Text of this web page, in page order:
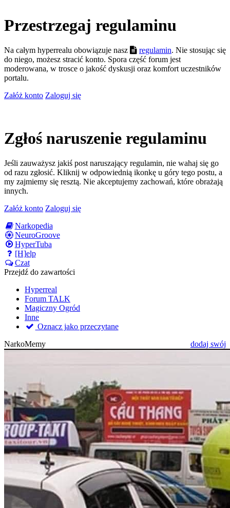
Przestrzegaj regulaminu
Na całym hyperrealu obowiązuje nasz regulamin. Nie stosując się
do niego, możesz stracić konto. Spora część forum jest
moderowana, w trosce o jakość dyskusji oraz komfort uczestników
portalu.
Załóż konto Zaloguj się
Zgłoś naruszenie regulaminu
Jeśli zauważysz jakiś post naruszający regulamin, nie wahaj się go
od razu zgłosić. Kliknij w odpowiednią ikonkę u góry tego postu, a
my zajmiemy się resztą. Nie akceptujemy zachowań, które obrażają
innych.
Załóż konto Zaloguj się
Narkopedia
NeuroGroove
HyperTuba
[H]elp
Czat
Przejdź do zawartości
Hyperreal
Forum TALK
Magiczny Ogród
Inne
Oznacz jako przeczytane
NarkoMemy
dodaj swój